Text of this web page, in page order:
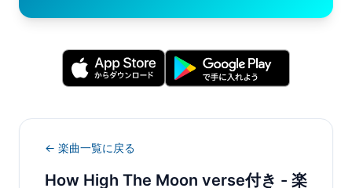
← 楽曲一覧に戻る
How High The Moon verse付き - 楽